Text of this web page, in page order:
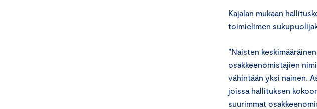
Kajalan mukaan
toimielimen
”Naisten
osakkeenomistajien
vähintään yksi nainen.
joissa hallituksen
suurimmat